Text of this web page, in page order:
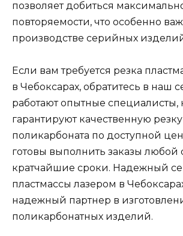
позволяет добиться
повторяемости, что особенно
производстве серийных
Если вам требуется резка
в Чебоксарах, обратитесь в наш
работают опытные специалисты,
гарантируют качественную резку
поликарбоната по доступной
готовы выполнить заказы любой
кратчайшие сроки. Надежный
пластмассы лазером в
надежный партнер в
поликарбонатных изделий.